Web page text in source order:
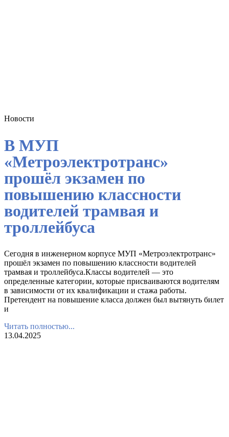
Новости
В МУП
«Метроэлектротранс»
прошёл экзамен по
повышению классности
водителей трамвая и
троллейбуса
Сегодня в инженерном корпусе МУП «Метроэлектротранс»
прошёл экзамен по повышению классности водителей
трамвая и троллейбуса.Классы водителей — это
определенные категории, которые присваиваются водителям
в зависимости от их квалификации и стажа работы.
Претендент на повышение класса должен был вытянуть билет
и
Читать полностью...
13.04.2025